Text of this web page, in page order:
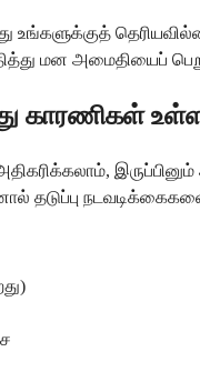
உங்களுக்குத்
மன அமைதியைப்
காரணிகள்
தடுப்பு